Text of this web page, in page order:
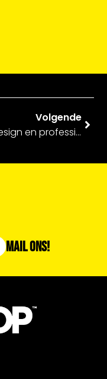
Volgende
logo design en professionele website – Vrienden van de Bouw
Mail Ons!